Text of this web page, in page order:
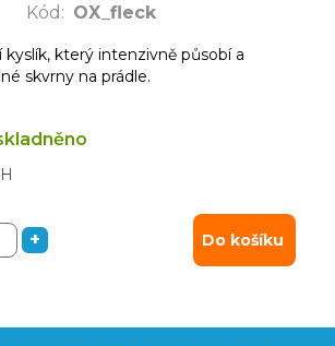
Kód : OX_fleck
kyslík, který intenzivně působí a
skvrny na prádle.
+ Do košíku